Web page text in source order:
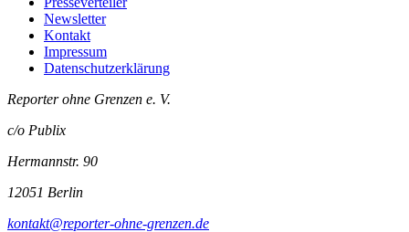
Newsletter
Kontakt
Impressum
Datenschutzerklärung
Reporter ohne Grenzen e. V.
c/o Publix
Hermannstr. 90
12051 Berlin
kontakt@reporter-ohne-grenzen.de